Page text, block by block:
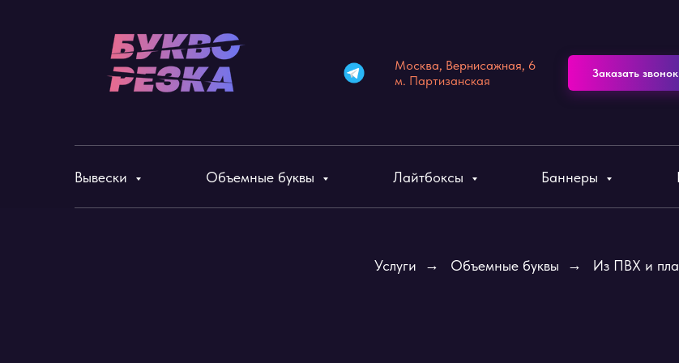
Москва, Вернисажная, 6
м. Партизанская
Заказать звонок
Вывески Объемные буквы Лайтбоксы Баннеры
Услуги → Объемные буквы → Из ПВХ и